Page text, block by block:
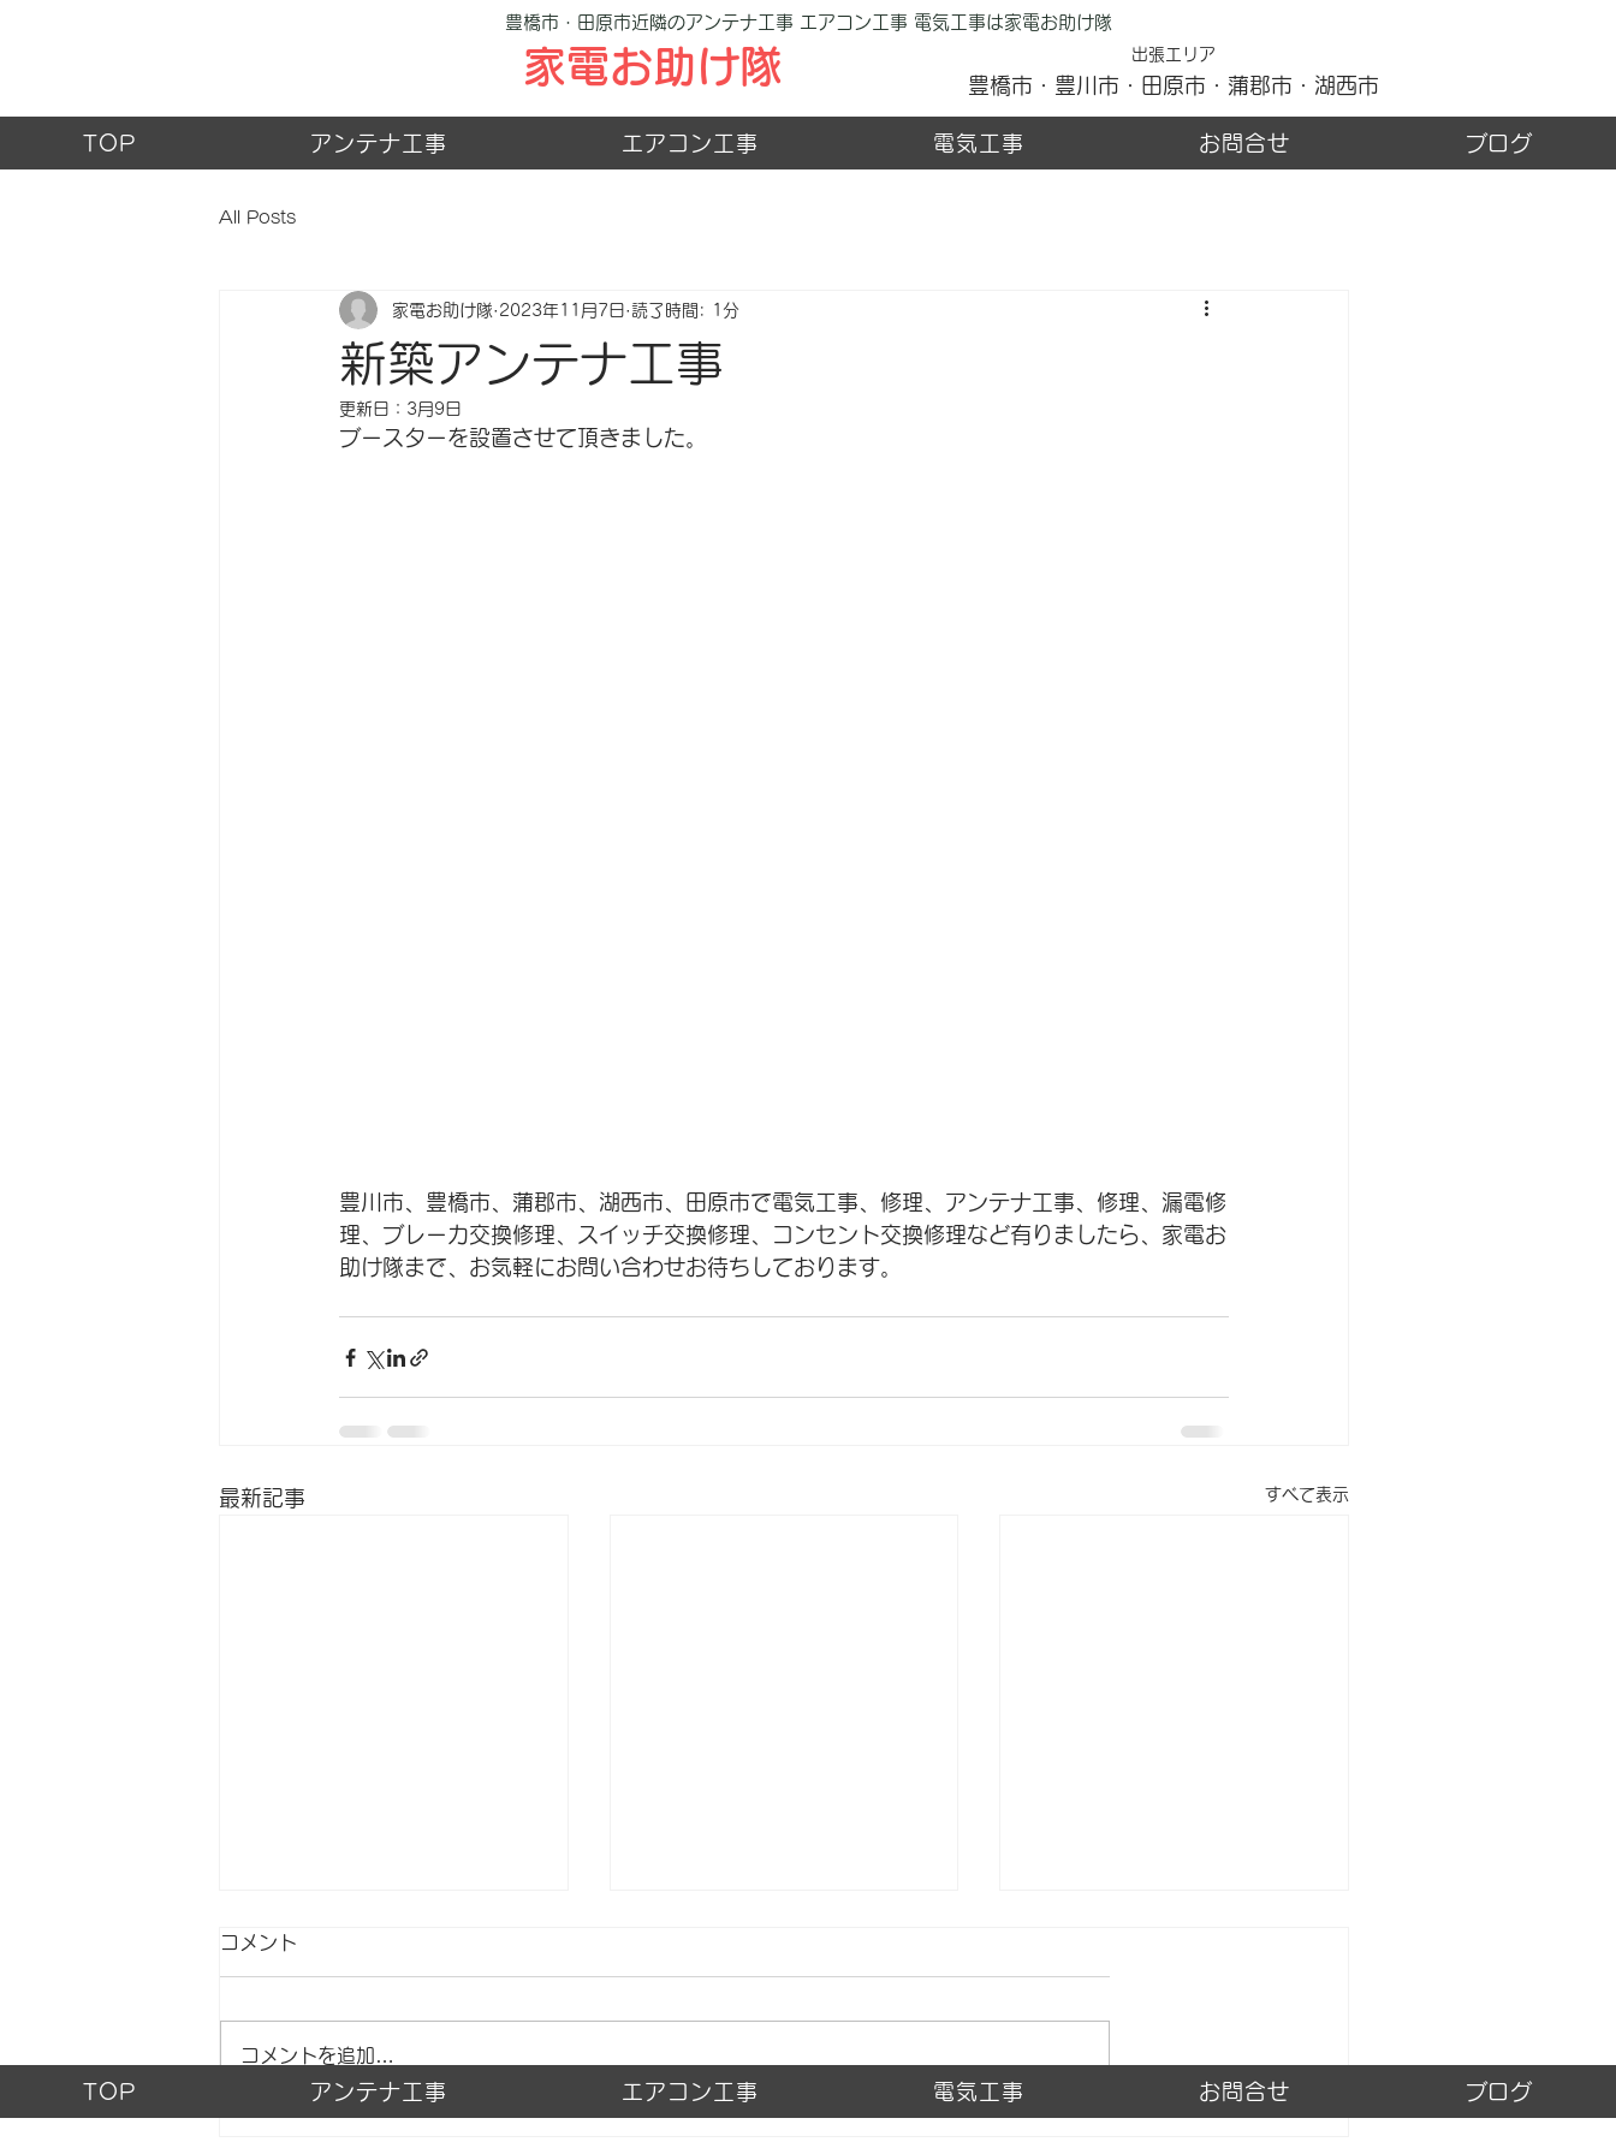
豊橋市・田原市近隣のアンテナ工事 エアコン工事 電気工事は家電お助け隊
​家電お助け隊 出張エリア
豊橋市・豊川市・田原市・蒲郡市・湖西市
TOP アンテナ工事 エアコン工事 電気工事 お問合せ ブログ
All Posts
新築アンテナ工事
家電お助け隊 2023年11月7日 読了時間: 1分
更新日： 3月9日
ブースターを設置させて頂きました。
豊川市、豊橋市、蒲郡市、湖西市、田原市で電気工事、修理、アンテナ工事、修理、漏電修
理、ブレーカ交換修理、スイッチ交換修理、コンセント交換修理など有りましたら、家電お
助け隊まで、お気軽にお問い合わせお待ちしております。
最新記事 すべて表示
アンテナ修理
コメント
コメントを追加…
TOP アンテナ工事 エアコン工事 電気工事 お問合せ ブログ